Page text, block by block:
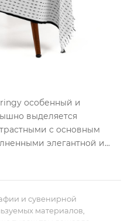
особенный и
выделяется
с основным
элегантной и
соединив в себе
гостиной или
краем.
и сувенирной
материалов,